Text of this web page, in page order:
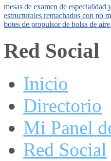
mesas de examen de especialidad
estructurales remachados con no
botes de propulsor de bolsa de aire,
Red Social
Inicio
Directorio
Mi Panel
Red Social